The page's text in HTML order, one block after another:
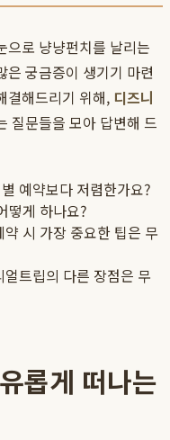
으로 냥냥펀치를 날리는
궁금증이 생기기 마련
결해드리기 위해, 디즈니
질문들을 모아 답변해 드
예약보다 저렴한가요?
떻게 하나요?
시 가장 중요한 팁은 무
트립의 다른 장점은 무
롭게 떠나는